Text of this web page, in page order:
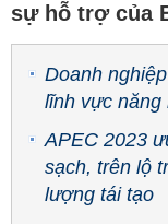
sự hỗ trợ của
Doanh
lĩnh vực năng
APEC 2023
sạch, trên lộ
lượng tái tạo